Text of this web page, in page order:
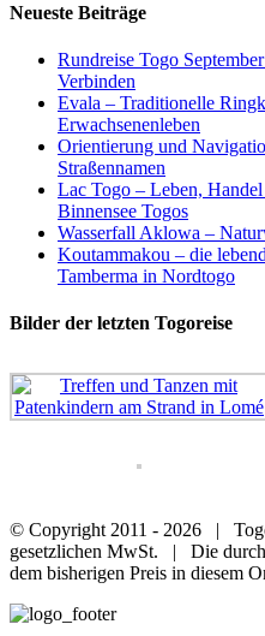
Neueste Beiträge
Rundreise Togo
Verbinden
Evala – Traditionelle
Erwachsenenleben
Orientierung und
Straßennamen
Lac Togo – Leben,
Binnensee Togos
Wasserfall Aklowa –
Koutammakou – die
Tamberma in Nordtogo
Bilder der letzten Togoreise
© Copyright 2011 - 2026 |
gesetzlichen MwSt. | Die
dem bisherigen Preis in diesem